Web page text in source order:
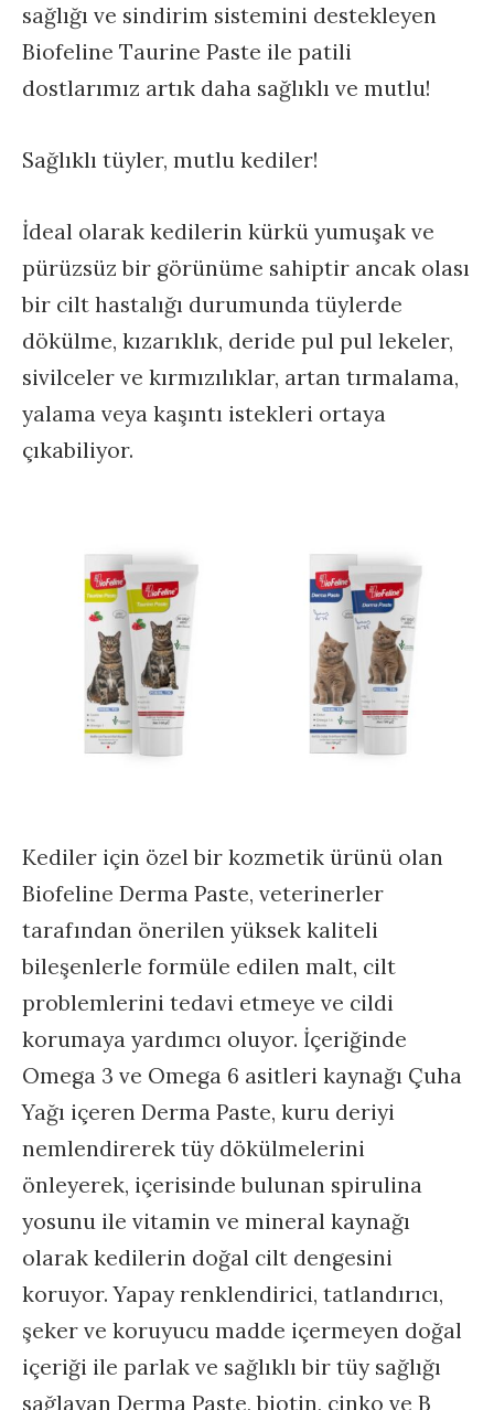
sağlığı ve sindirim sistemini destekleyen
Biofeline Taurine Paste ile patili
dostlarımız artık daha sağlıklı ve mutlu!
Sağlıklı tüyler, mutlu kediler!
İdeal olarak kedilerin kürkü yumuşak ve
pürüzsüz bir görünüme sahiptir ancak olası
bir cilt hastalığı durumunda tüylerde
dökülme, kızarıklık, deride pul pul lekeler,
sivilceler ve kırmızılıklar, artan tırmalama,
yalama veya kaşıntı istekleri ortaya
çıkabiliyor.
Kediler için özel bir kozmetik ürünü olan
Biofeline Derma Paste, veterinerler
tarafından önerilen yüksek kaliteli
bileşenlerle formüle edilen malt, cilt
problemlerini tedavi etmeye ve cildi
korumaya yardımcı oluyor. İçeriğinde
Omega 3 ve Omega 6 asitleri kaynağı Çuha
Yağı içeren Derma Paste, kuru deriyi
nemlendirerek tüy dökülmelerini
önleyerek, içerisinde bulunan spirulina
yosunu ile vitamin ve mineral kaynağı
olarak kedilerin doğal cilt dengesini
koruyor. Yapay renklendirici, tatlandırıcı,
şeker ve koruyucu madde içermeyen doğal
içeriği ile parlak ve sağlıklı bir tüy sağlığı
sağlayan Derma Paste, biotin, çinko ve B